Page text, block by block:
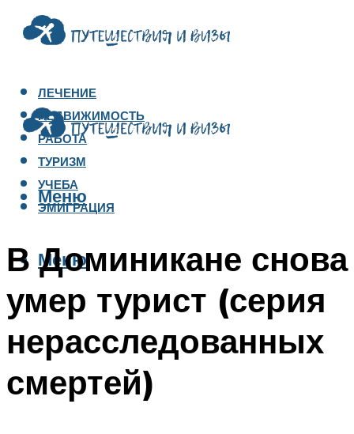
ЛЕЧЕНИЕ
НЕДВИЖИМОСТЬ
РАБОТА
ТУРИЗМ
УЧЕБА
ЭМИГРАЦИЯ
Меню
Меню
В Доминикане снова
умер турист (серия
нерасследованных
смертей)